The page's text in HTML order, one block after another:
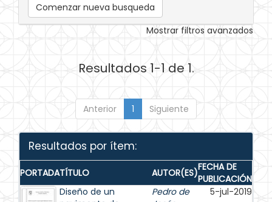
Comenzar nueva busqueda
Mostrar filtros avanzados
Resultados 1-1 de 1.
Anterior 1 Siguiente
Resultados por ítem:
PORTADATÍTULO AUTOR(ES)FECHA DE
PUBLICACIÓN
Diseño de un
Pedro de
5-jul-2019